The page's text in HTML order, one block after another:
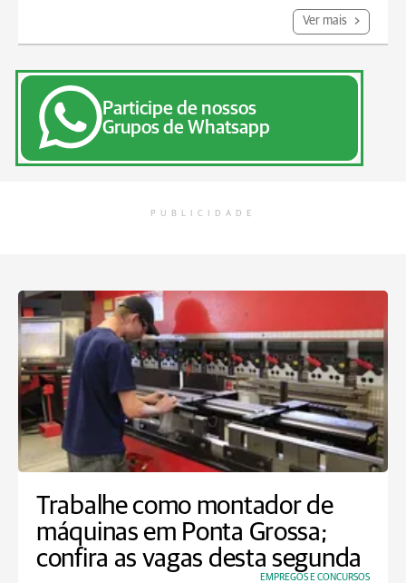
Ver mais
Participe de nossos
Grupos de Whatsapp
PUBLICIDADE
Trabalhe como montador de
máquinas em Ponta Grossa;
confira as vagas desta segunda
EMPREGOS E CONCURSOS